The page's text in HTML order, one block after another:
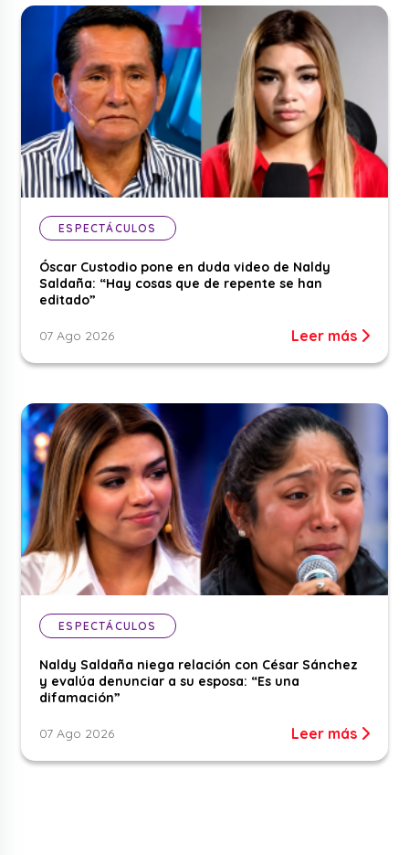
ESPECTÁCULOS
Óscar Custodio pone en duda video de Naldy
Saldaña: “Hay cosas que de repente se han
editado”
07 Ago 2026 Leer más
ESPECTÁCULOS
Naldy Saldaña niega relación con César Sánchez
y evalúa denunciar a su esposa: “Es una
difamación”
07 Ago 2026 Leer más